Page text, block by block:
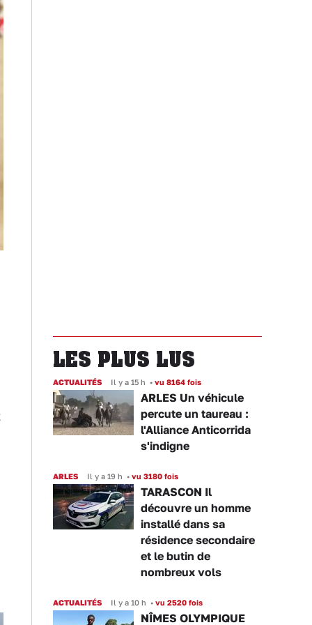
LES PLUS LUS
ACTUALITÉS Il y a 15 h • vu 8164 fois
ARLES Un véhicule
percute un taureau :
l'Alliance Anticorrida
s'indigne
ARLES Il y a 19 h • vu 3180 fois
TARASCON Il
découvre un homme
installé dans sa
résidence secondaire
et le butin de
nombreux vols
ACTUALITÉS Il y a 10 h • vu 2520 fois
NÎMES OLYMPIQUE